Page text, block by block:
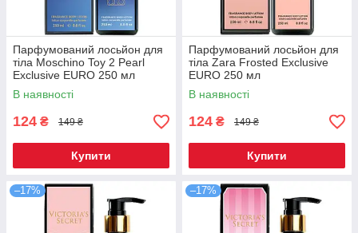
Парфумований лосьйон для
тіла Moschino Toy 2 Pearl
Exclusive EURO 250 мл
В наявності
124 ₴ 149 ₴
Купити
Парфумований лосьйон для
тіла Zara Frosted Exclusive
EURO 250 мл
В наявності
124 ₴ 149 ₴
Купити
–17% –17%